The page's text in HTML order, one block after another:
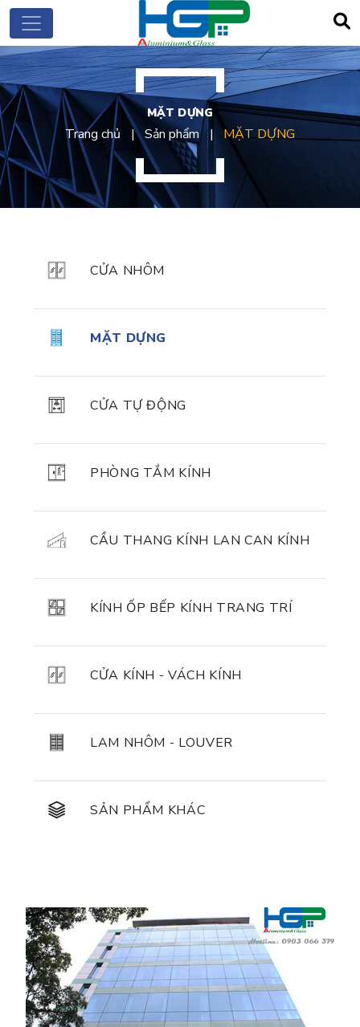
MẶT DỰNG
Trang chủ Sản phẩm MẶT DỰNG
CỬA NHÔM
MẶT DỰNG
CỬA TỰ ĐỘNG
PHÒNG TẮM KÍNH
CẦU THANG KÍNH LAN CAN KÍNH
KÍNH ỐP BẾP KÍNH TRANG TRÍ
CỬA KÍNH - VÁCH KÍNH
LAM NHÔM - LOUVER
SẢN PHẨM KHÁC